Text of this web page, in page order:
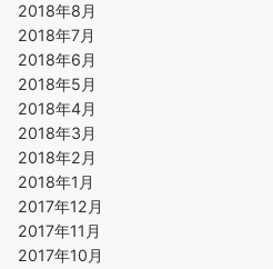
2018年8月
2018年7月
2018年6月
2018年5月
2018年4月
2018年3月
2018年2月
2018年1月
2017年12月
2017年11月
2017年10月